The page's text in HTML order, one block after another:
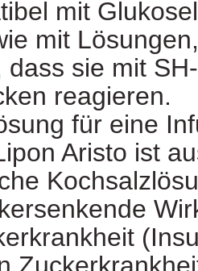
mit
mit
dass sie mit
reagieren.
für eine
Aristo ist